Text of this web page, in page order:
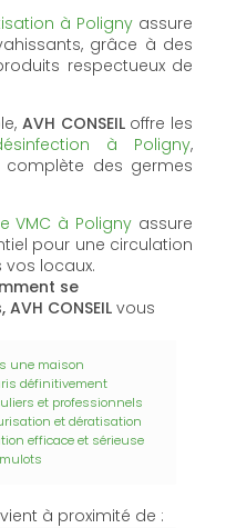
à Polignyassure
grâce à des
respectueux de
AVH CONSEILoffre les
à Poligny,
complète des germes
VMC à Poligny assure
pour une circulation
locaux.
se
CONSEILvous
une maison
définitivement
et professionnels
et dératisation
efficace et sérieuse
à proximité de :